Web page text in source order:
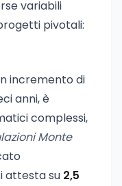
variabili
pivotali:
incremento di
anni, è
complessi,
Monte
attesta su 2,5